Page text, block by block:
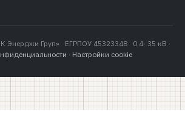
Груп» · ЕГРПОУ 45323348 · 0,4–35 кВ ·
· Настройки cookie